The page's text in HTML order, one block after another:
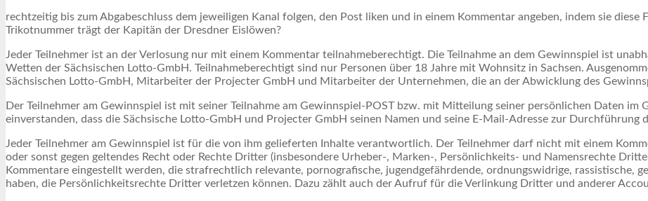
rechtzeitig bis zum Abgabeschluss dem jeweiligen Kanal folgen, den Post liken und in einem Kommentar angeben, indem sie
Trikotnummer trägt der Kapitän der Dresdner Eislöwen?
Jeder Teilnehmer ist an der Verlosung nur mit einem Kommentar teilnahmeberechtigt. Die Teilnahme an dem Gewinnspiel ist
Wetten der Sächsischen Lotto-GmbH. Teilnahmeberechtigt sind nur Personen über 18 Jahre mit Wohnsitz in Sachsen.
Sächsischen Lotto-GmbH, Mitarbeiter der Projecter GmbH und Mitarbeiter der Unternehmen, die an der Abwicklung des
Der Teilnehmer am Gewinnspiel ist mit seiner Teilnahme am Gewinnspiel-POST bzw. mit Mitteilung seiner persönlichen Daten im
einverstanden, dass die Sächsische Lotto-GmbH und Projecter GmbH seinen Namen und seine E-Mail-Adresse zur Durchführung
Jeder Teilnehmer am Gewinnspiel ist für die von ihm gelieferten Inhalte verantwortlich. Der Teilnehmer darf nicht mit einem
oder sonst gegen geltendes Recht oder Rechte Dritter (insbesondere Urheber-, Marken-, Persönlichkeits- und Namensrechte
Kommentare eingestellt werden, die strafrechtlich relevante, pornografische, jugendgefährdende, ordnungswidrige, rassistische,
haben, die Persönlichkeitsrechte Dritter verletzen können. Dazu zählt auch der Aufruf für die Verlinkung Dritter und anderer